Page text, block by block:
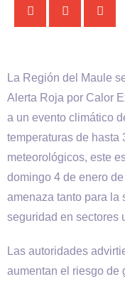
La Región del Maule
Alerta Roja por Calor
a un evento climático
temperaturas de hasta
meteorológicos, este
domingo 4 de enero
amenaza tanto para la
seguridad en sectores
Las autoridades
aumentan el riesgo de